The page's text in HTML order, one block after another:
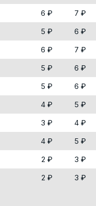
6 ₽
7 ₽
5 ₽
6 ₽
6 ₽
7 ₽
5 ₽
6 ₽
5 ₽
6 ₽
4 ₽
5 ₽
3 ₽
4 ₽
4 ₽
5 ₽
2 ₽
3 ₽
2 ₽ 3 ₽